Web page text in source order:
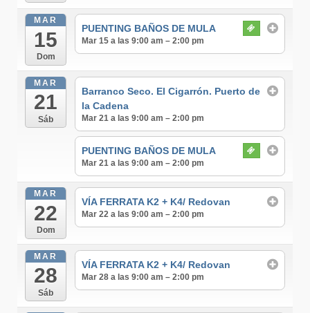
MAR
15
Dom
PUENTING BAÑOS DE MULA
Mar 15 a las 9:00 am – 2:00 pm
MAR
21
Sáb
Barranco Seco. El Cigarrón. Puerto de
la Cadena
Mar 21 a las 9:00 am – 2:00 pm
PUENTING BAÑOS DE MULA
Mar 21 a las 9:00 am – 2:00 pm
MAR
22
Dom
VÍA FERRATA K2 + K4/ Redovan
Mar 22 a las 9:00 am – 2:00 pm
MAR
28
Sáb
VÍA FERRATA K2 + K4/ Redovan
Mar 28 a las 9:00 am – 2:00 pm